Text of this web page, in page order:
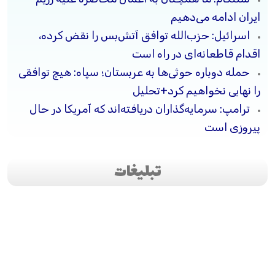
ایران ادامه می‌دهیم
اسرائیل: حزب‌الله توافق آتش‌بس را نقض کرده،
اقدام قاطعانه‌ای در راه است
حمله دوباره حوثی‌ها به عربستان؛ سپاه: هیچ توافقی
را نهایی نخواهیم کرد+تحلیل
ترامپ: سرمایه‌گذاران دریافته‌اند که آمریکا در حال
پیروزی است
تبلیغات